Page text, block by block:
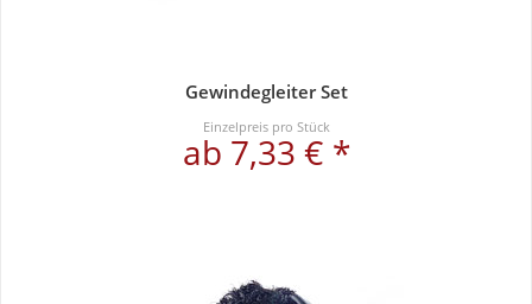
Gewindegleiter Set
Einzelpreis pro Stück
ab 7,33 € *